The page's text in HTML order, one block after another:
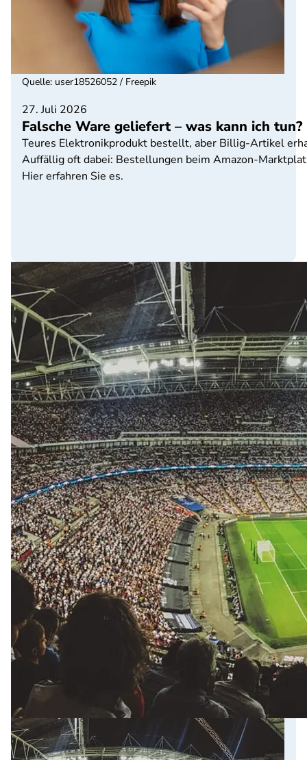
27. Juli 2026
Falsche Ware geliefert – was kann ich tun?
Teures Elektronikprodukt bestellt, aber Billig-Artikel
Auffällig oft dabei: Bestellungen beim Amazon-
Hier erfahren Sie es.
Quelle: user18526052 / Freepik